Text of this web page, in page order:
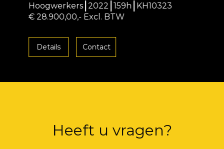
Hoogwerkers 2022 159h KH10323
€ 28.900,00,- Excl. BTW
Details Contact
Heeft u vragen?